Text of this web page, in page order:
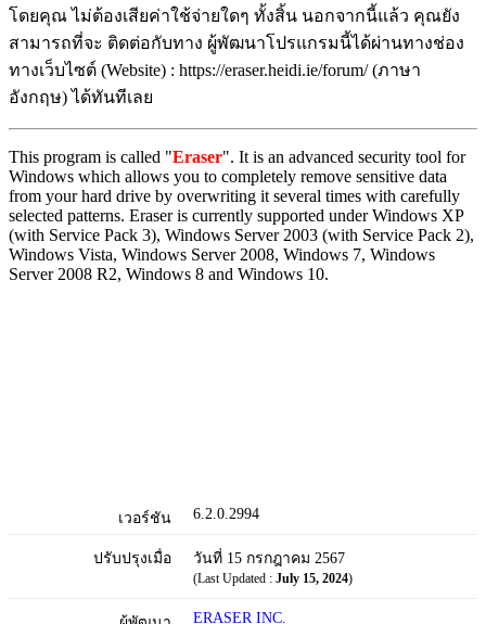
โดยคุณ ไม่ต้องเสียค่าใช้จ่ายใดๆ ทั้งสิ้น นอกจากนี้แล้ว คุณยัง
สามารถที่จะ ติดต่อกับทาง ผู้พัฒนาโปรแกรมนี้ได้ผ่านทางช่อง
ทางเว็บไซต์ (Website) : https://eraser.heidi.ie/forum/ (ภาษา
อังกฤษ) ได้ทันทีเลย
This program is called "Eraser". It is an advanced security tool for
Windows which allows you to completely remove sensitive data
from your hard drive by overwriting it several times with carefully
selected patterns. Eraser is currently supported under Windows XP
(with Service Pack 3), Windows Server 2003 (with Service Pack 2),
Windows Vista, Windows Server 2008, Windows 7, Windows
Server 2008 R2, Windows 8 and Windows 10.
เวอร์ชัน 6.2.0.2994
ปรับปรุงเมื่อ วันที่ 15 กรกฎาคม 2567
(Last Updated : July 15, 2024)
ERASER INC.